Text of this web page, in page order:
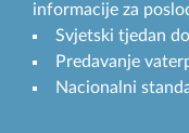
informacije za
Svjetski tjedan
Predavanje
Nacionalni